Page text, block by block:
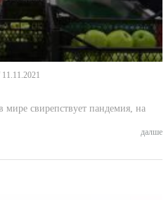
11.11.2021
мире свирепствует пандемия, на
далше